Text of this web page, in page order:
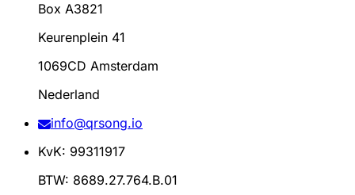
Box A3821
Keurenplein 41
1069CD Amsterdam
Nederland
info@qrsong.io
KvK: 99311917
BTW: 8689.27.764.B.01